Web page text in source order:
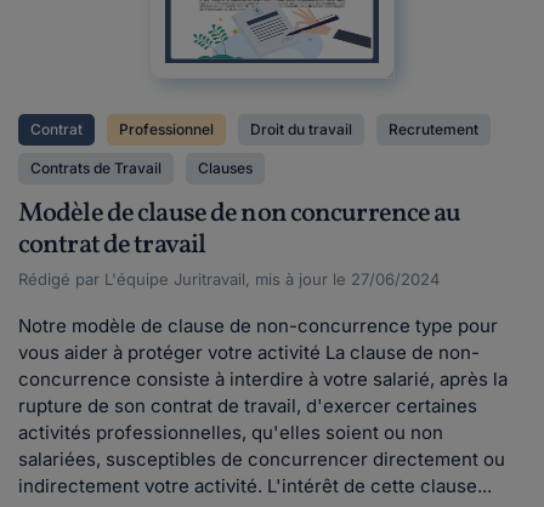
Contrat Professionnel Droit du travail Recrutement
Contrats de Travail Clauses
Modèle de clause de non concurrence au
contrat de travail
Rédigé par L'équipe Juritravail, mis à jour le 27/06/2024
Notre modèle de clause de non-concurrence type pour
vous aider à protéger votre activité La clause de non-
concurrence consiste à interdire à votre salarié, après la
rupture de son contrat de travail, d'exercer certaines
activités professionnelles, qu'elles soient ou non
salariées, susceptibles de concurrencer directement ou
indirectement votre activité. L'intérêt de cette clause...